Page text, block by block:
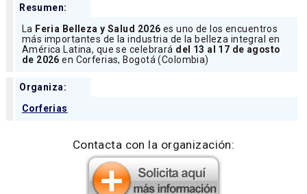
Resumen:
La Feria Belleza y Salud 2026 es uno de los encuentros
más importantes de la industria de la belleza integral en
América Latina, que se celebrará del 13 al 17 de agosto
de 2026 en Corferias, Bogotá (Colombia)
Organiza:
Corferias
Contacta con la organización: